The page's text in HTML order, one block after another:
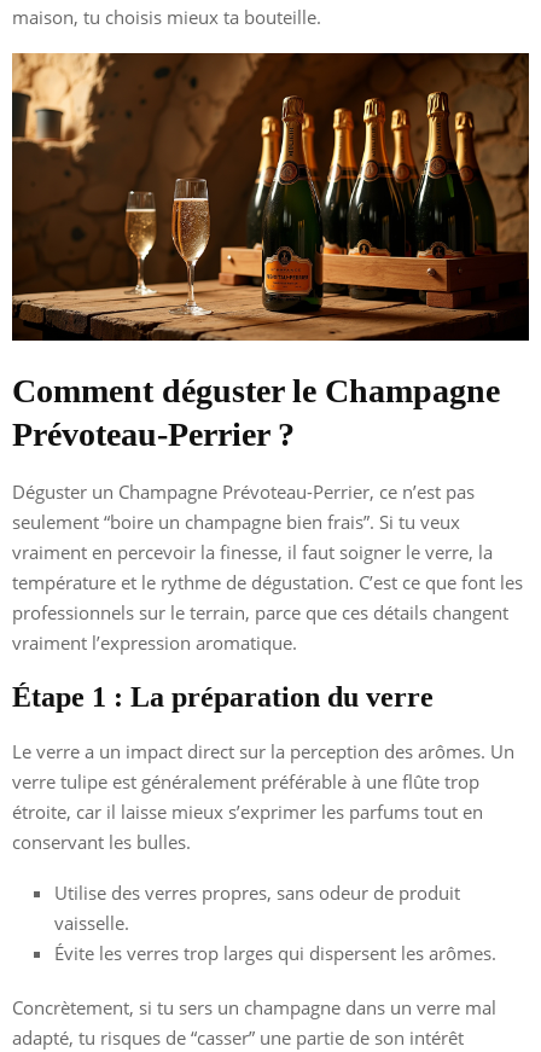
maison, tu choisis mieux ta bouteille.
Comment déguster le Champagne
Prévoteau-Perrier ?
Déguster un Champagne Prévoteau-Perrier, ce n’est pas
seulement “boire un champagne bien frais”. Si tu veux
vraiment en percevoir la finesse, il faut soigner le verre, la
température et le rythme de dégustation. C’est ce que font les
professionnels sur le terrain, parce que ces détails changent
vraiment l’expression aromatique.
Étape 1 : La préparation du verre
Le verre a un impact direct sur la perception des arômes. Un
verre tulipe est généralement préférable à une flûte trop
étroite, car il laisse mieux s’exprimer les parfums tout en
conservant les bulles.
Utilise des verres propres, sans odeur de produit
vaisselle.
Évite les verres trop larges qui dispersent les arômes.
Concrètement, si tu sers un champagne dans un verre mal
adapté, tu risques de “casser” une partie de son intérêt